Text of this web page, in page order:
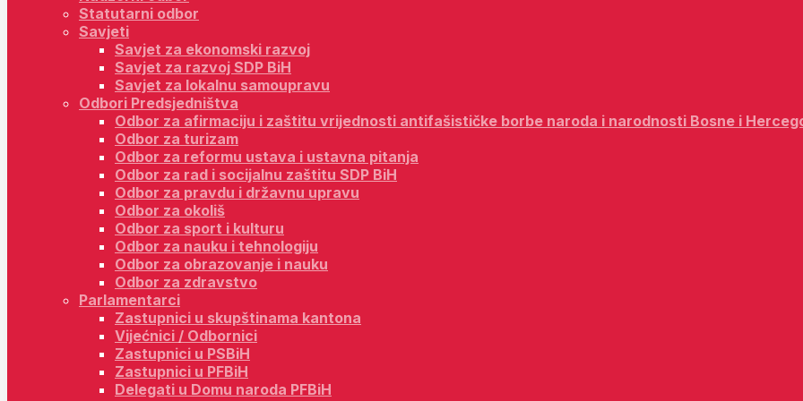
Statutarni odbor
Savjeti
Savjet za ekonomski razvoj
Savjet za razvoj SDP BiH
Savjet za lokalnu samoupravu
Odbori Predsjedništva
Odbor za afirmaciju i zaštitu vrijednosti antifašističke borbe naroda i narodnosti Bosne i
Odbor za turizam
Odbor za reformu ustava i ustavna pitanja
Odbor za rad i socijalnu zaštitu SDP BiH
Odbor za pravdu i državnu upravu
Odbor za okoliš
Odbor za sport i kulturu
Odbor za nauku i tehnologiju
Odbor za obrazovanje i nauku
Odbor za zdravstvo
Parlamentarci
Zastupnici u skupštinama kantona
Vijećnici / Odbornici
Zastupnici u PSBiH
Zastupnici u PFBiH
Delegati u Domu naroda PFBiH